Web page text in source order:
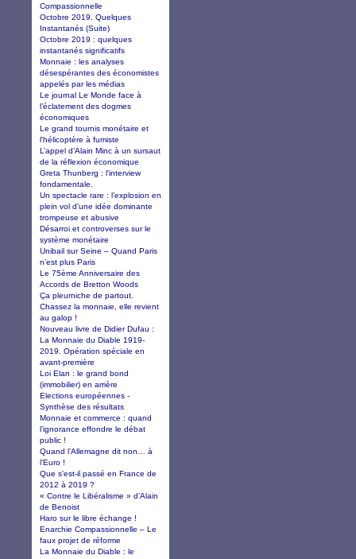
Compassionnelle
Octobre 2019. Quelques
Instantanés (Suite)
Octobre 2019 : quelques
instantanés significatifs
Monnaie : les analyses
désespérantes des économistes
appelés par les médias
Le journal Le Monde face à
l’éclatement des dogmes
économiques
Le grand tournis monétaire et
l'hélicoptère à fumiste
L’appel d’Alain Minc à un sursaut
de la réflexion économique
Greta Thunberg : l'interview
fondamentale.
Un spectacle rare : l’explosion en
plein vol d’une idée dominante
trompeuse et abusive
Désarroi et controverses sur le
système monétaire
Unibail sur Seine – Quand Paris
n’est plus Paris
Le 75ème Anniversaire des
Accords de Bretton Woods
Ça pleurniche de partout.
Chassez la monnaie, elle revient
au galop !
Nouveau livre de Didier Dufau :
La Monnaie du Diable 1919-
2019. Opération spéciale en
avant-première
Loi Elan : le grand bond
(immobilier) en arrière
Elections européennes -
Synthèse des résultats
Monnaie et commerce : quand
l’ignorance effondre le débat
public !
Quand l’Allemagne dit non… à
l’Euro !
Que s'est-il passé en France de
2012 à 2019 ?
« Contre le Libéralisme » d’Alain
de Benoist
Haro sur le libre échange !
Enarchie Compassionnelle – Le
faux projet de réforme
La Monnaie du Diable : le